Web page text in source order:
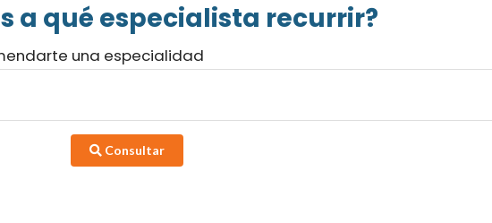
a qué especialista recurrir?
una especialidad
Consultar